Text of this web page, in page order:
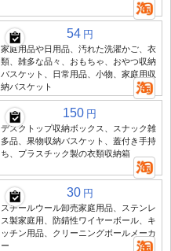
54 円
家庭用品や日用品、汚れた洗濯かご、衣
類、雑多な品々、おもちゃ、おやつ収納
バスケット、日常用品、小物、家庭用収
納バスケット
150 円
デスクトップ収納ボックス、スナック雑
多品、果物収納バスケット、蓋付き手持
ち、プラスチック製の衣類収納箱
30 円
スチールウール卸売家庭用品、ステンレ
ス製家庭用、防錆性ワイヤーボール、キ
ッチン用品、クリーニングボールメーカ
ー